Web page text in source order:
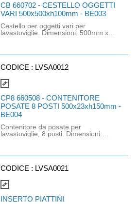
CB 660702 - CESTELLO OGGETTI
VARI 500x500xh100mm - BE003
Cestello per oggetti vari per
lavastoviglie. Dimensioni: 500mm x
500mm.
CODICE : LVSA0012
compare_arrows
CP8 660508 - CONTENITORE
POSATE 8 POSTI 500x23xh150mm -
BE004
Contenitore da posate per
lavastoviglie, 8 posti. Dimensioni:
500mm.
CODICE : LVSA0021
compare_arrows
INSERTO PIATTINI